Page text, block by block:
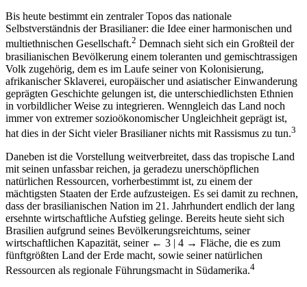
Bis heute bestimmt ein zentraler Topos das nationale
Selbstverständnis der Brasilianer: die Idee einer harmonischen und
multiethnischen Gesellschaft.2 Demnach sieht sich ein Großteil der
brasilianischen Bevölkerung einem toleranten und gemischtrassigen
Volk zugehörig, dem es im Laufe seiner von Kolonisierung,
afrikanischer Sklaverei, europäischer und asiatischer Einwanderung
geprägten Geschichte gelungen ist, die unterschiedlichsten Ethnien
in vorbildlicher Weise zu integrieren. Wenngleich das Land noch
immer von extremer sozioökonomischer Ungleichheit geprägt ist,
hat dies in der Sicht vieler Brasilianer nichts mit Rassismus zu tun.3
Daneben ist die Vorstellung weitverbreitet, dass das tropische Land
mit seinen unfassbar reichen, ja geradezu unerschöpflichen
natürlichen Ressourcen, vorherbestimmt ist, zu einem der
mächtigsten Staaten der Erde aufzusteigen. Es sei damit zu rechnen,
dass der brasilianischen Nation im 21. Jahrhundert endlich der lang
ersehnte wirtschaftliche Aufstieg gelinge. Bereits heute sieht sich
Brasilien aufgrund seines Bevölkerungsreichtums, seiner
wirtschaftlichen Kapazität, seiner ← 3 | 4 → Fläche, die es zum
fünftgrößten Land der Erde macht, sowie seiner natürlichen
Ressourcen als regionale Führungsmacht in Südamerika.4